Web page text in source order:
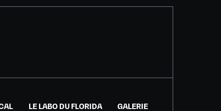
LE LABO DU FLORIDA GALERIE